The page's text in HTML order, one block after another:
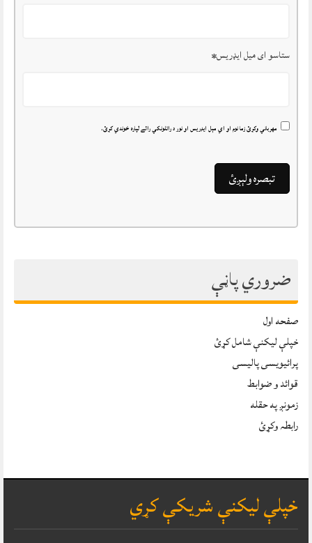
ستاسو ای میل ایډریس*
مهرباني وکړئ زما نوم او اي مېل ايډريس او نور د راتلونکي رائے لپاره خوندي کړئ.
ضروري پاڼې
صفحه اول
خپلې ليکنې شامل کړئ
پرائیویسی پالیسی
قوائد و ضوابط
زمونږ په حقله
رابطہ وکړئ
خپلې ليکنې شريکې کړي